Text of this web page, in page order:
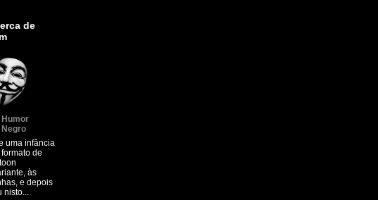
de
Humor
Negro
uma infância
de
às
e depois
nisto...